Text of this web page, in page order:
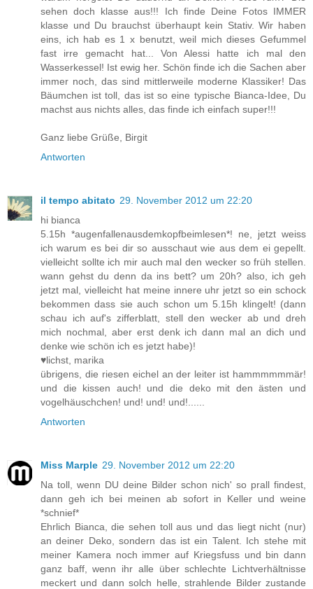
sehen doch klasse aus!!! Ich finde Deine Fotos IMMER
klasse und Du brauchst überhaupt kein Stativ. Wir haben
eins, ich hab es 1 x benutzt, weil mich dieses Gefummel
fast irre gemacht hat... Von Alessi hatte ich mal den
Wasserkessel! Ist ewig her. Schön finde ich die Sachen aber
immer noch, das sind mittlerweile moderne Klassiker! Das
Bäumchen ist toll, das ist so eine typische Bianca-Idee, Du
machst aus nichts alles, das finde ich einfach super!!!
Ganz liebe Grüße, Birgit
Antworten
il tempo abitato 29. November 2012 um 22:20
hi bianca
5.15h *augenfallenausdemkopfbeimlesen*! ne, jetzt weiss
ich warum es bei dir so ausschaut wie aus dem ei gepellt.
vielleicht sollte ich mir auch mal den wecker so früh stellen.
wann gehst du denn da ins bett? um 20h? also, ich geh
jetzt mal, vielleicht hat meine innere uhr jetzt so ein schock
bekommen dass sie auch schon um 5.15h klingelt! (dann
schau ich auf's zifferblatt, stell den wecker ab und dreh
mich nochmal, aber erst denk ich dann mal an dich und
denke wie schön ich es jetzt habe)!
♥lichst, marika
übrigens, die riesen eichel an der leiter ist hammmmmmär!
und die kissen auch! und die deko mit den ästen und
vogelhäuschchen! und! und! und!......
Antworten
Miss Marple 29. November 2012 um 22:20
Na toll, wenn DU deine Bilder schon nich' so prall findest,
dann geh ich bei meinen ab sofort in Keller und weine
*schnief*
Ehrlich Bianca, die sehen toll aus und das liegt nicht (nur)
an deiner Deko, sondern das ist ein Talent. Ich stehe mit
meiner Kamera noch immer auf Kriegsfuss und bin dann
ganz baff, wenn ihr alle über schlechte Lichtverhältnisse
meckert und dann solch helle, strahlende Bilder zustande